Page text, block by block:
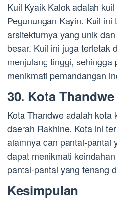
Kuil Kyaik Kalok adalah
Pegunungan Kayin. Kuil ini
arsitekturnya yang unik
besar. Kuil ini juga terletak
menjulang tinggi, sehingga
menikmati pemandangan
30. Kota Thandwe
Kota Thandwe adalah kota
daerah Rakhine. Kota ini
alamnya dan pantai-pantai
dapat menikmati
pantai-pantai yang tenang
Kesimpulan